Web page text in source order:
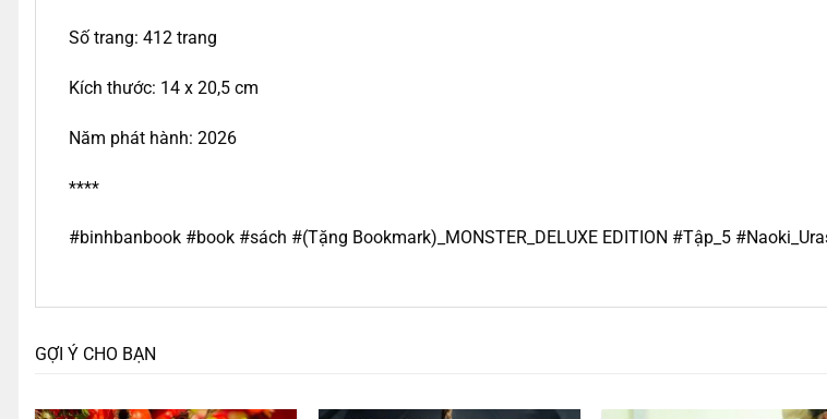
Số trang: 412 trang
Kích thước: 14 x 20,5 cm
Năm phát hành: 2026
****
#binhbanbook #book #sách #(Tặng Bookmark)_MONSTER_DELUXE EDITION #Tập_5
GỢI Ý CHO BẠN